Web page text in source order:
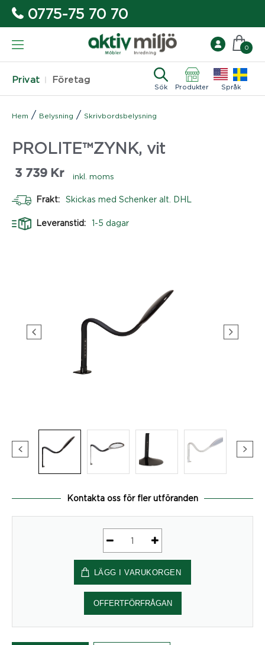
0775-75 70 70
Privat Företag
Sök Produkter Språk
0
Hem / Belysning / Skrivbordsbelysning
PROLITE™ZYNK, vit
3 739 Kr inkl. moms
Frakt: Skickas med Schenker alt. DHL
Leveranstid: 1-5 dagar
Kontakta oss för fler utföranden
PROLITE™ZYNK,
vit
mängd
LÄGG I VARUKORGEN
OFFERTFÖRFRÅGAN